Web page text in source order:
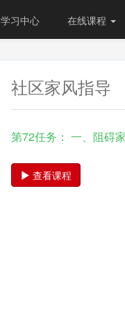
学习中心 在线课程
社区家风指导
第72任务： 一、阻碍
查看课程